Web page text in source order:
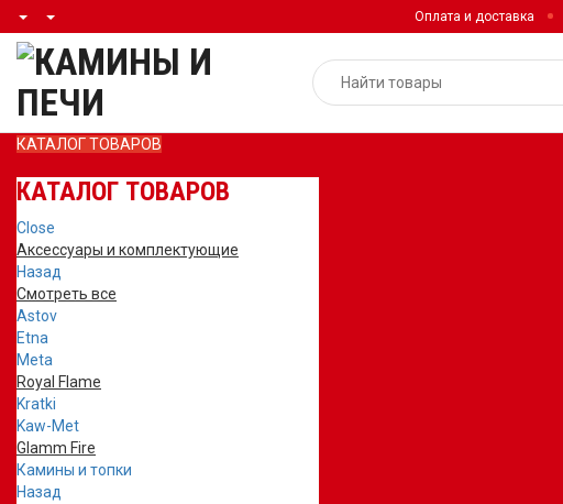
Оплата и доставка
КАТАЛОГ ТОВАРОВ
КАТАЛОГ ТОВАРОВ
Close
Аксессуары и комплектующие
Назад
Смотреть все
Astov
Etna
Meta
Royal Flame
Kratki
Kaw-Met
Glamm Fire
Камины и топки
Назад